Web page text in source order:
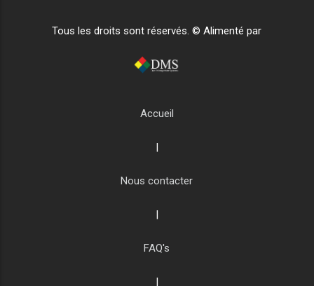
Tous les droits sont réservés. © Alimenté par
Accueil
Nous contacter
FAQ's